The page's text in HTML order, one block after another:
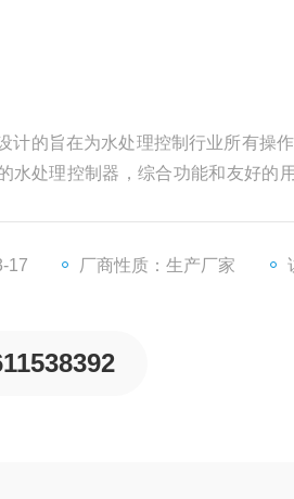
计的旨在为水处理控制行业所有操
水处理控制器，综合功能和友好的
17 厂商性质：生产厂家